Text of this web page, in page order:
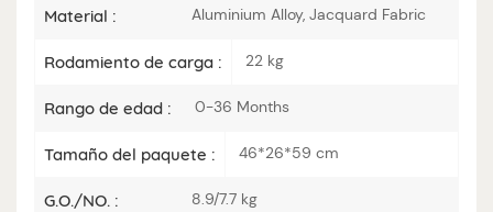
Material : Aluminium Alloy, Jacquard Fabric
Rodamiento de carga : 22 kg
Rango de edad : 0-36 Months
Tamaño del paquete : 46*26*59 cm
G.O./NO. : 8.9/7.7 kg